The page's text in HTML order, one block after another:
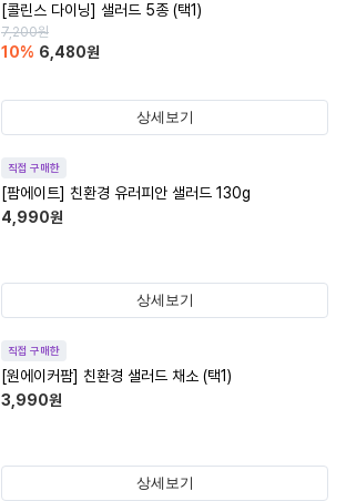
[콜린스 다이닝] 샐러드 5종 (택1)
7,200원
10% 6,480원
상세보기
직접 구매한
[팜에이트] 친환경 유러피안 샐러드 130g
4,990원
상세보기
직접 구매한
[원에이커팜] 친환경 샐러드 채소 (택1)
3,990원
상세보기